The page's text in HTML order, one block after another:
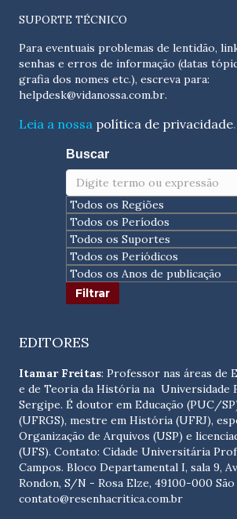
SUPORTE TÉCNICO
Para eventuais problemas de lentidão,
senhas e erros de informação (datas
helpdesk@vidanossa.com.br.
Leia a nossa política de privacidade.
Buscar
EDITORES
Itamar Freitas: Professor nas áreas de
e de Teoria da História na Universidade
Sergipe. É doutor em Educação (PUC/
(UFRGS), mestre em História (UFRJ),
Organização de Arquivos (USP) e
(UFS). Contato: Cidade Universitária
Campos. Bloco Departamental I, sala 9,
Rondon, S/N - Rosa Elze, 49100-000
contato@resenhacritica.com.br